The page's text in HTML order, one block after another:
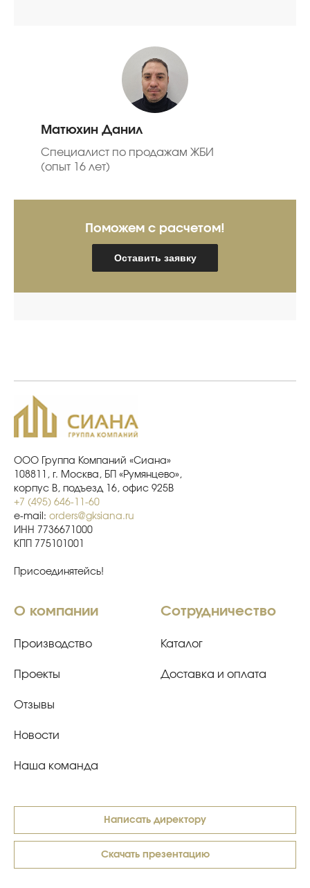
Матюхин Данил
Специалист по продажам ЖБИ
(опыт 16 лет)
Поможем с расчетом!
Оставить заявку
ООО Группа Компаний «Сиана»
108811, г. Москва, БП «Румянцево»,
корпус В, подъезд 16, офис 925В
+7 (495) 646-11-60
e-mail: orders@gksiana.ru
ИНН 7736671000
КПП 775101001
Присоединятейсь!
О компании
Производство
Проекты
Отзывы
Новости
Наша команда
Сотрудничество
Каталог
Доставка и оплата
Написать директору
Скачать презентацию